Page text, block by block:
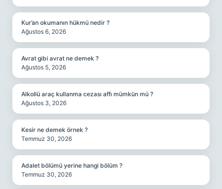
Kur’an okumanın hükmü nedir ?
Ağustos 6, 2026
Avrat gibi avrat ne demek ?
Ağustos 5, 2026
Alkollü araç kullanma cezası affı mümkün mü ?
Ağustos 3, 2026
Kesir ne demek örnek ?
Temmuz 30, 2026
Adalet bölümü yerine hangi bölüm ?
Temmuz 30, 2026